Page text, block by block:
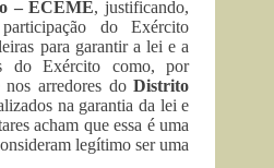
– ECEME, justificando,
do Exército
para garantir a lei e a
do Exército como, por
nos arredores doDistrito
na garantia da lei e
acham que essa é uma
legítimo ser uma